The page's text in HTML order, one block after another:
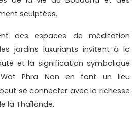
sculptées.
des espaces de méditation
jardins luxuriants invitent à la
et la signification symbolique
Phra Non en font un lieu
se connecter avec la richesse
la Thaïlande.